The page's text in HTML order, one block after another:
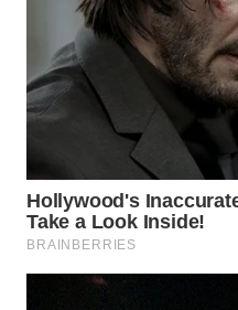
SULSEL
WN
GORONTALO
SULUT
WN